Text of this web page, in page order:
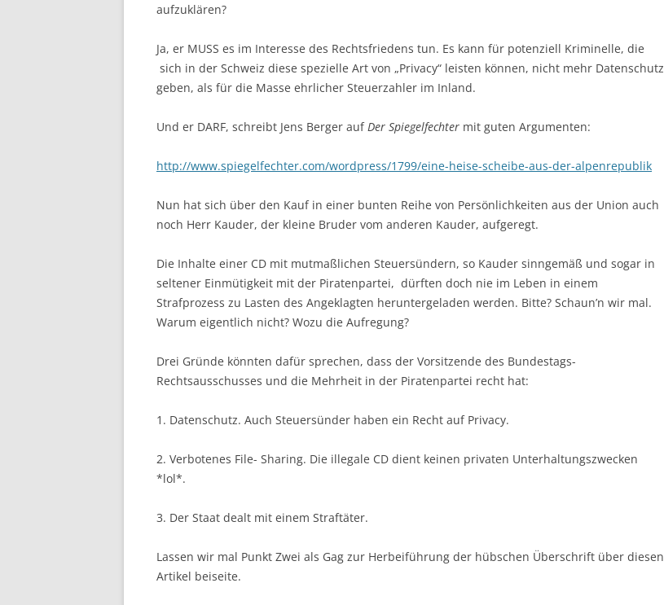
aufzuklären?
Ja, er MUSS es im Interesse des Rechtsfriedens tun. Es kann für potenziell Kriminelle, die
sich in der Schweiz diese spezielle Art von „Privacy“ leisten können, nicht mehr Datenschutz
geben, als für die Masse ehrlicher Steuerzahler im Inland.
Und er DARF, schreibt Jens Berger aufDer Spiegelfechter mit guten Argumenten:
http://www.spiegelfechter.com/wordpress/1799/eine-heise-scheibe-aus-der-alpenrepublik
Nun hat sich über den Kauf in einer bunten Reihe von Persönlichkeiten aus der Union auch
noch Herr Kauder, der kleine Bruder vom anderen Kauder, aufgeregt.
Die Inhalte einer CD mit mutmaßlichen Steuersündern, so Kauder sinngemäß und sogar in
seltener Einmütigkeit mit der Piratenpartei, dürften doch nie im Leben in einem
Strafprozess zu Lasten des Angeklagten heruntergeladen werden. Bitte? Schaun’n wir mal.
Warum eigentlich nicht? Wozu die Aufregung?
Drei Gründe könnten dafür sprechen, dass der Vorsitzende des Bundestags-
Rechtsausschusses und die Mehrheit in der Piratenpartei recht hat:
1. Datenschutz. Auch Steuersünder haben ein Recht auf Privacy.
2. Verbotenes File- Sharing. Die illegale CD dient keinen privaten Unterhaltungszwecken
*lol*.
3. Der Staat dealt mit einem Straftäter.
Lassen wir mal Punkt Zwei als Gag zur Herbeiführung der hübschen Überschrift über diesen
Artikel beiseite.